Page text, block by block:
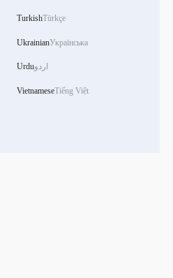
TurkishTürkçe
UkrainianУкраїнська
Urduاردو
VietnameseTiếng Việt